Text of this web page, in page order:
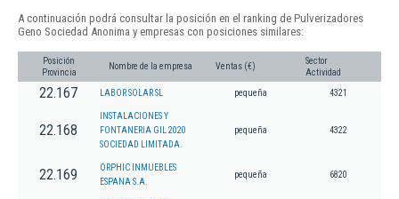
A continuación podrá consultar la posición en el ranking de Pulverizadores
Geno Sociedad Anonima y empresas con posiciones similares:
Posición
Provincia
Nombre de la empresa Ventas (€)
Sector
Actividad
22.167 LABOR SOLAR SL pequeña 4321
22.168
INSTALACIONES Y
FONTANERIA GIL 2020
SOCIEDAD LIMITADA.
pequeña 4322
22.169
ORPHIC INMUEBLES
ESPANA S.A.
pequeña 6820